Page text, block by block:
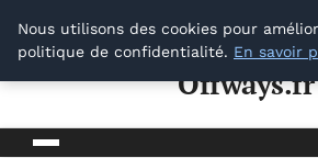
Offways.fr
Offways.fr
Nous utilisons des cookies pour
politique de confidentialité. En savoir